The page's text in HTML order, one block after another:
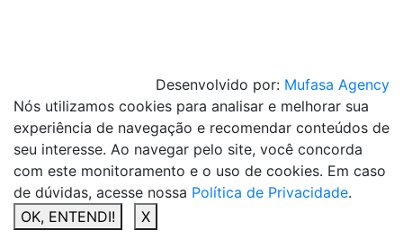
Desenvolvido por: Mufasa Agency
Nós utilizamos cookies para analisar e melhorar sua
experiência de navegação e recomendar conteúdos de
seu interesse. Ao navegar pelo site, você concorda
com este monitoramento e o uso de cookies. Em caso
de dúvidas, acesse nossa Política de Privacidade.
OK, ENTENDI!
X